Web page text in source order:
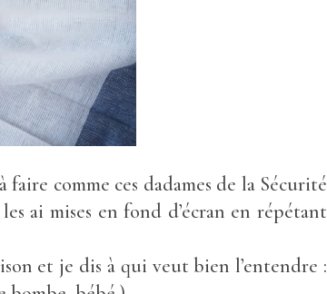
faire comme ces dadames de la Sécurité
ai mises en fond d’écran en répétant
et je dis à qui veut bien l’entendre :